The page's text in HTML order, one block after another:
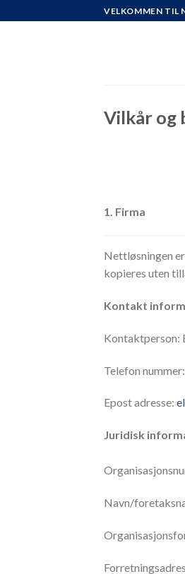
to
VELKOMMEN TIL
Vilkår og
1. Firma
Nettløsningen
kopieres uten
Kontakt
Kontaktperson:
Telefon
Epost adresse:
Juridisk
Navn/